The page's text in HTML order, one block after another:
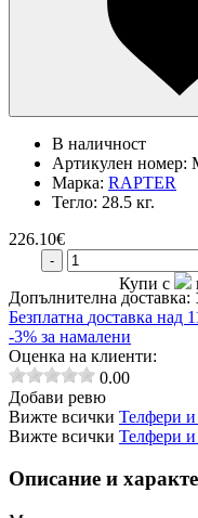
В наличност
Артикулен номер:
Марка: RAPTER
Тегло: 28.5 кг.
226.10€
-
Купи с
Допълнителна доставка:
Безплатна доставка над
-3% за намалени
Оценка на клиенти:
0.00
Добави ревю
Вижте всички Телфери и
Вижте всички Телфери
Описание и